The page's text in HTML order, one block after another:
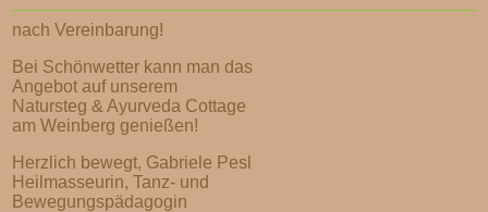
nach Vereinbarung!
Bei Schönwetter kann man das
Angebot auf unserem
Natursteg & Ayurveda Cottage
am Weinberg genießen!
Herzlich bewegt, Gabriele Pesl
Heilmasseurin, Tanz- und
Bewegungspädagogin